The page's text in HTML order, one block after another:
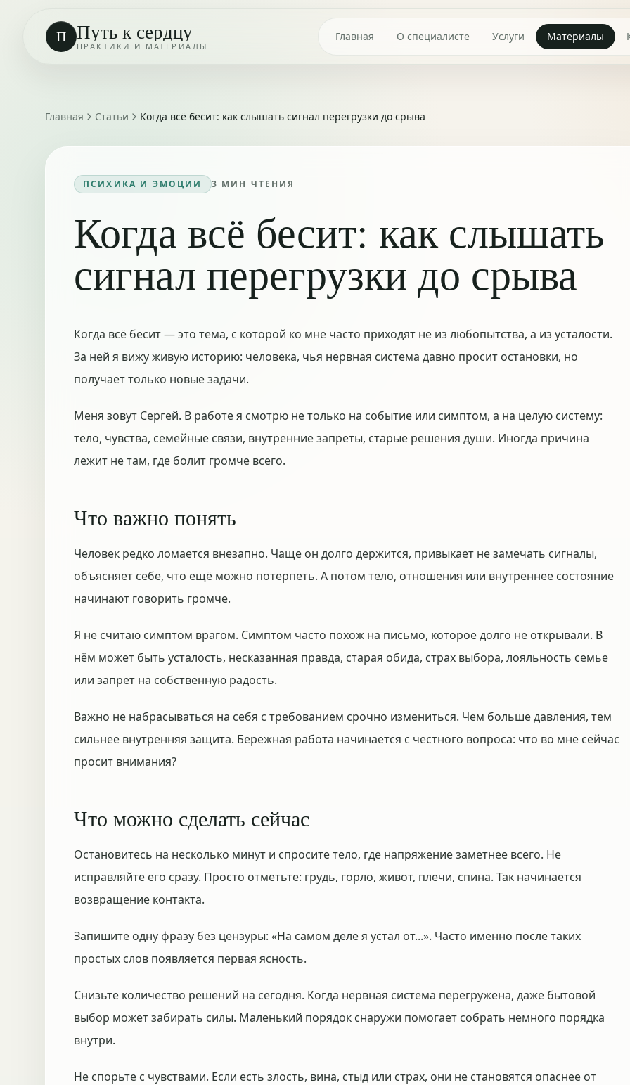
П Путь к сердцу
ПРАКТИКИ И МАТЕРИАЛЫ
Главная О специалисте Услуги Материалы
Главная Статьи Когда всё бесит: как слышать сигнал перегрузки до срыва
ПСИХИКА И ЭМОЦИИ 3 МИН ЧТЕНИЯ
Когда всё бесит: как слышать
сигнал перегрузки до срыва
Когда всё бесит — это тема, с которой ко мне часто приходят не из любопытства, а из усталости.
За ней я вижу живую историю: человека, чья нервная система давно просит остановки, но
получает только новые задачи.
Меня зовут Сергей. В работе я смотрю не только на событие или симптом, а на целую систему:
тело, чувства, семейные связи, внутренние запреты, старые решения души. Иногда причина
лежит не там, где болит громче всего.
Что важно понять
Человек редко ломается внезапно. Чаще он долго держится, привыкает не замечать сигналы,
объясняет себе, что ещё можно потерпеть. А потом тело, отношения или внутреннее состояние
начинают говорить громче.
Я не считаю симптом врагом. Симптом часто похож на письмо, которое долго не открывали. В
нём может быть усталость, несказанная правда, старая обида, страх выбора, лояльность семье
или запрет на собственную радость.
Важно не набрасываться на себя с требованием срочно измениться. Чем больше давления, тем
сильнее внутренняя защита. Бережная работа начинается с честного вопроса: что во мне сейчас
просит внимания?
Что можно сделать сейчас
Остановитесь на несколько минут и спросите тело, где напряжение заметнее всего. Не
исправляйте его сразу. Просто отметьте: грудь, горло, живот, плечи, спина. Так начинается
возвращение контакта.
Запишите одну фразу без цензуры: «На самом деле я устал от...». Часто именно после таких
простых слов появляется первая ясность.
Снизьте количество решений на сегодня. Когда нервная система перегружена, даже бытовой
выбор может забирать силы. Маленький порядок снаружи помогает собрать немного порядка
внутри.
Не спорьте с чувствами. Если есть злость, вина, стыд или страх, они не становятся опаснее от